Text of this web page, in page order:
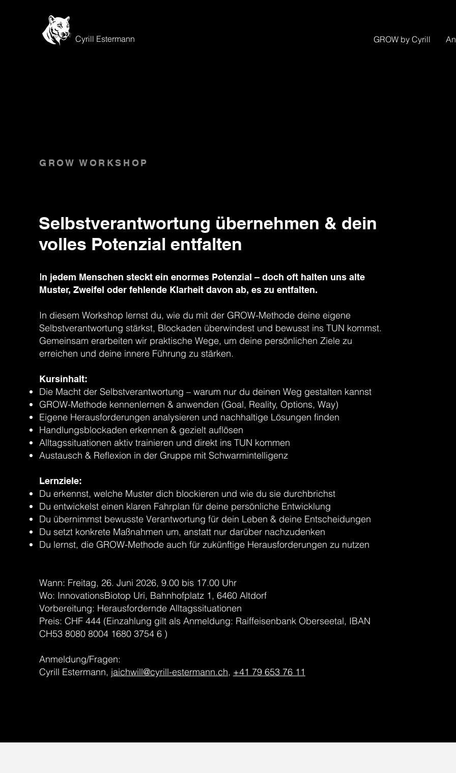
Cyrill Estermann GROW by Cyrill
GROW WORKSHOP
Selbstverantwortung übernehmen & dein
volles Potenzial entfalten
In jedem Menschen steckt ein enormes Potenzial – doch oft halten uns alte
Muster, Zweifel oder fehlende Klarheit davon ab, es zu entfalten.
In diesem Workshop lernst du, wie du mit der GROW-Methode deine eigene
Selbstverantwortung stärkst, Blockaden überwindest und bewusst ins TUN kommst.
Gemeinsam erarbeiten wir praktische Wege, um deine persönlichen Ziele zu
erreichen und deine innere Führung zu stärken.
Kursinhalt:
Die Macht der Selbstverantwortung – warum nur du deinen Weg gestalten kannst
GROW-Methode kennenlernen & anwenden (Goal, Reality, Options, Way)
Eigene Herausforderungen analysieren und nachhaltige Lösungen finden
Handlungsblockaden erkennen & gezielt auflösen
Alltagssituationen aktiv trainieren und direkt ins TUN kommen
Austausch & Reflexion in der Gruppe mit Schwarmintelligenz
Lernziele:
Du erkennst, welche Muster dich blockieren und wie du sie durchbrichst
Du entwickelst einen klaren Fahrplan für deine persönliche Entwicklung
Du übernimmst bewusste Verantwortung für dein Leben & deine Entscheidungen
Du setzt konkrete Maßnahmen um, anstatt nur darüber nachzudenken
Du lernst, die GROW-Methode auch für zukünftige Herausforderungen zu nutzen
Wann: Freitag, 26. Juni 2026, 9.00 bis 17.00 Uhr
Wo: InnovationsBiotop Uri, Bahnhofplatz 1, 6460 Altdorf
Vorbereitung: Herausfordernde Alltagssituationen
Preis: CHF 444 (Einzahlung gilt als Anmeldung: Raiffeisenbank Oberseetal, IBAN
CH53 8080 8004 1680 3754 6 )
Anmeldung/Fragen:
Cyrill Estermann, jaichwill@cyrill-estermann.ch, +41 79 653 76 11